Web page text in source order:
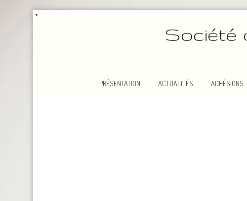
Société
PRÉSENTATION ACTUALITÉS ADHÉSIONS